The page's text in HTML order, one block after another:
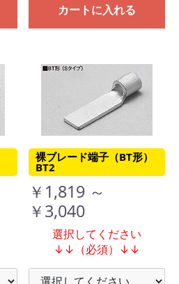
カートに入れる
裸ブレード端子（BT形）
BT2
￥1,819 ～
￥3,040
選択してください
↓↓（必須）↓↓